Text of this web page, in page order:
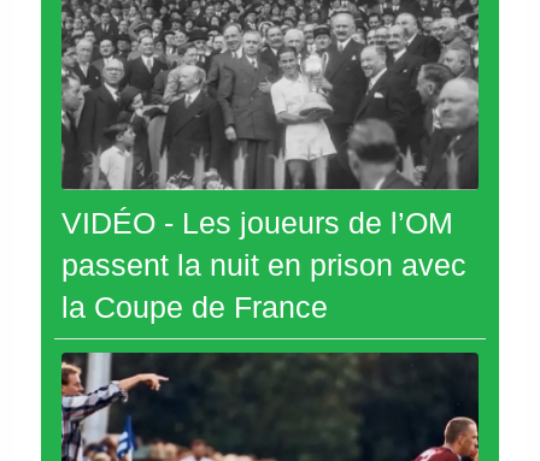
VIDÉO - Les joueurs de l’OM
passent la nuit en prison avec
la Coupe de France